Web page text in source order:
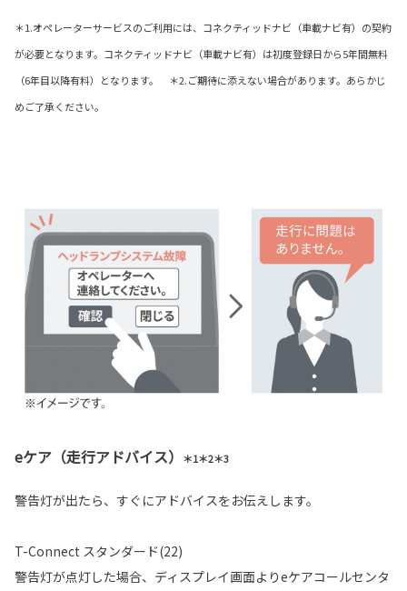
＊1.オペレーターサービスのご利用には、コネクティッドナビ（車載ナビ有）の契約
が必要となります。コネクティッドナビ（車載ナビ有）は初度登録日から5年間無料
（6年目以降有料）となります。 ＊2.ご期待に添えない場合があります。あらかじ
めご了承ください。
eケア（走行アドバイス） ＊1＊2＊3
警告灯が出たら、すぐにアドバイスをお伝えします。
T-Connect スタンダード(22)
警告灯が点灯した場合、ディスプレイ画面よりeケアコールセンタ